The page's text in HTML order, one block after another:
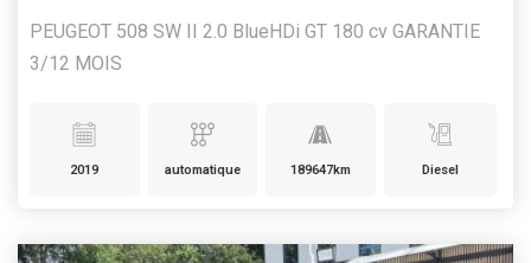
PEUGEOT 508 SW II 2.0 BlueHDi GT 180 cv GARANTIE
3/12 MOIS
2019 automatique 189647km Diesel